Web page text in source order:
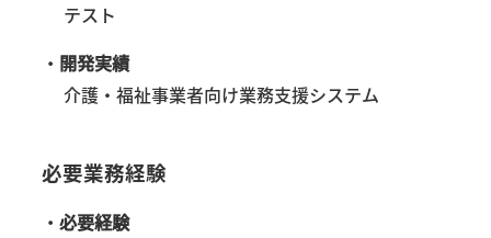
テスト
・ 開発実績
介護・福祉事業者向け業務支援システム
必要業務経験
・必要経験